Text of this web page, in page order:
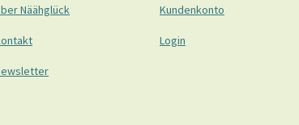
Näähglück Kundenkonto
Login